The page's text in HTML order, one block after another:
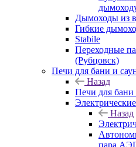
Дымоходы из
Гибкие
Stabile
Переходные
(Рубцовск)
Печи для бани и
Назад
Печи для бани
Назад
пара